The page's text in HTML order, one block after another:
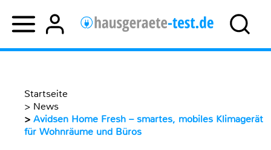
Startseite
> News
> Avidsen Home Fresh – smartes, mobiles Klimagerät
für Wohnräume und Büros